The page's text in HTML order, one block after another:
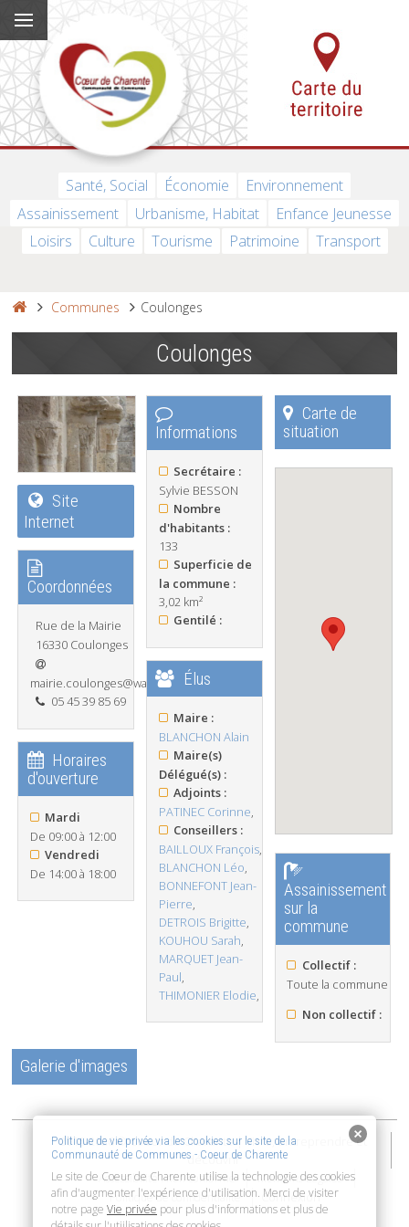
Santé, Social Économie
Environnement
Assainissement
Urbanisme, Habitat
Enfance Jeunesse
Loisirs
Culture Tourisme Patrimoine Transport
Communes Coulonges
Coulonges
Site
Internet
Coordonnées
Rue de la Mairie
16330 Coulonges
mairie.coulonges@wanadoo.fr
05 45 39 85 69
Horaires
d'ouverture
Mardi
De 09:00 à 12:00
Vendredi
De 14:00 à 18:00
Informations
Secrétaire :
Sylvie BESSON
Nombre
d'habitants :
133
Superficie de
la commune :
3,02 km²
Gentilé :
Élus
Maire :
BLANCHON Alain
Maire(s)
Délégué(s) :
Adjoints :
PATINEC Corinne,
Conseillers :
BAILLOUX François,
BLANCHON Léo,
BONNEFONT Jean-
Pierre,
DETROIS Brigitte,
KOUHOU Sarah,
MARQUET Jean-
Paul,
THIMONIER Elodie,
Carte de
situation
Assainissement
sur la
commune
Collectif :
Toute la commune
Non collectif :
Galerie d'images
2015-2026 © Coeur de Charente | Vivre, entreprendre et
découvrir
Accessibilité : non conforme
Mentions Légales
Politique de confidentialité
Connexion
Politique de vie privée via les cookies sur le site de la
Communauté de Communes - Coeur de Charente
Le site de Coeur de Charente utilise la technologie des cookies
afin d'augmenter l'expérience d'utilisation. Merci de visiter
notre page Vie privée pour plus d'informations et plus de